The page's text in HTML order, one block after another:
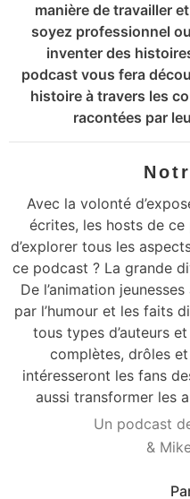
manière de travailler
soyez professionnel
inventer des
podcast vous fera
histoire à travers les
racontées par
Avec la volonté
écrites, les hosts de
d’explorer tous les
ce podcast ? La grande
De l’animation
par l’humour et les faits
tous types d’auteurs
complètes, drôles
intéresseront les fans
aussi transformer les
Un podcast
&